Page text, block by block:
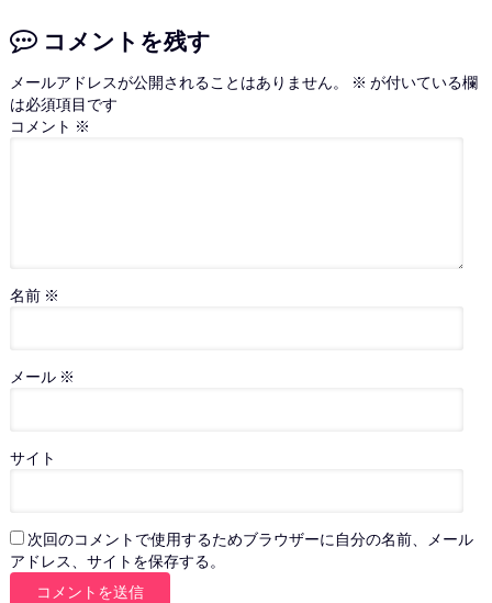
コメントを残す
メールアドレスが公開されることはありません。 ※ が付いている欄
は必須項目です
コメント ※
名前 ※
メール ※
サイト
次回のコメントで使用するためブラウザーに自分の名前、メール
アドレス、サイトを保存する。